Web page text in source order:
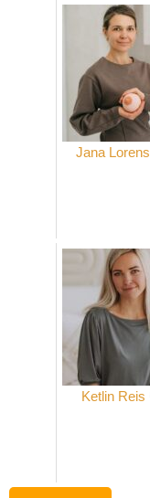
Jana Lorens
Ketlin Reis